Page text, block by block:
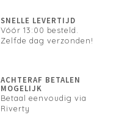
SNELLE LEVERTIJD
Vóór 13:00 besteld.
Zelfde dag verzonden!
ACHTERAF BETALEN
MOGELIJK
Betaal eenvoudig via
Riverty